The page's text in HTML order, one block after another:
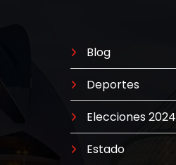
Blog
Deportes
Elecciones 2024
Estado